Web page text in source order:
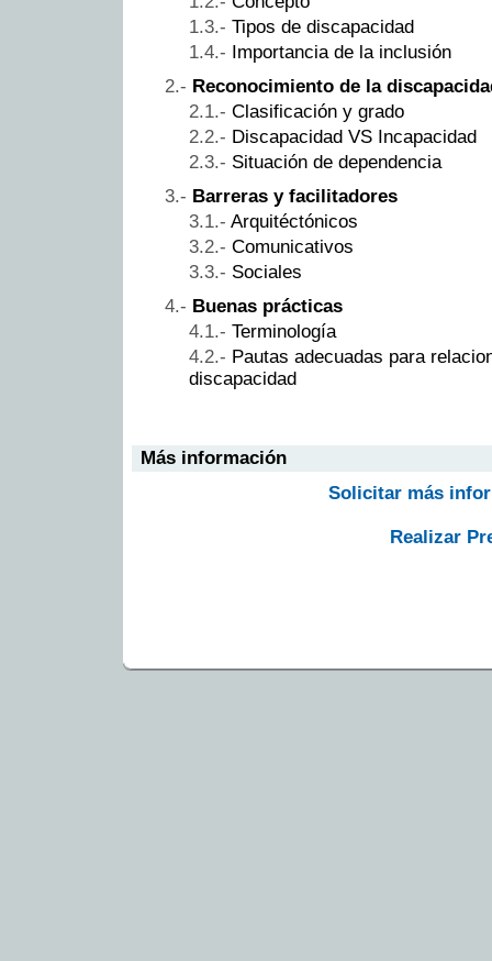
Tipos de discapacidad
Importancia de la inclusión
Reconocimiento de la
Clasificación y grado
Discapacidad VS Incapacidad
Situación de dependencia
Barreras y facilitadores
Arquitéctónicos
Comunicativos
Sociales
Buenas prácticas
Terminología
Pautas adecuadas para
discapacidad
Más información
Solicitar más
Realizar